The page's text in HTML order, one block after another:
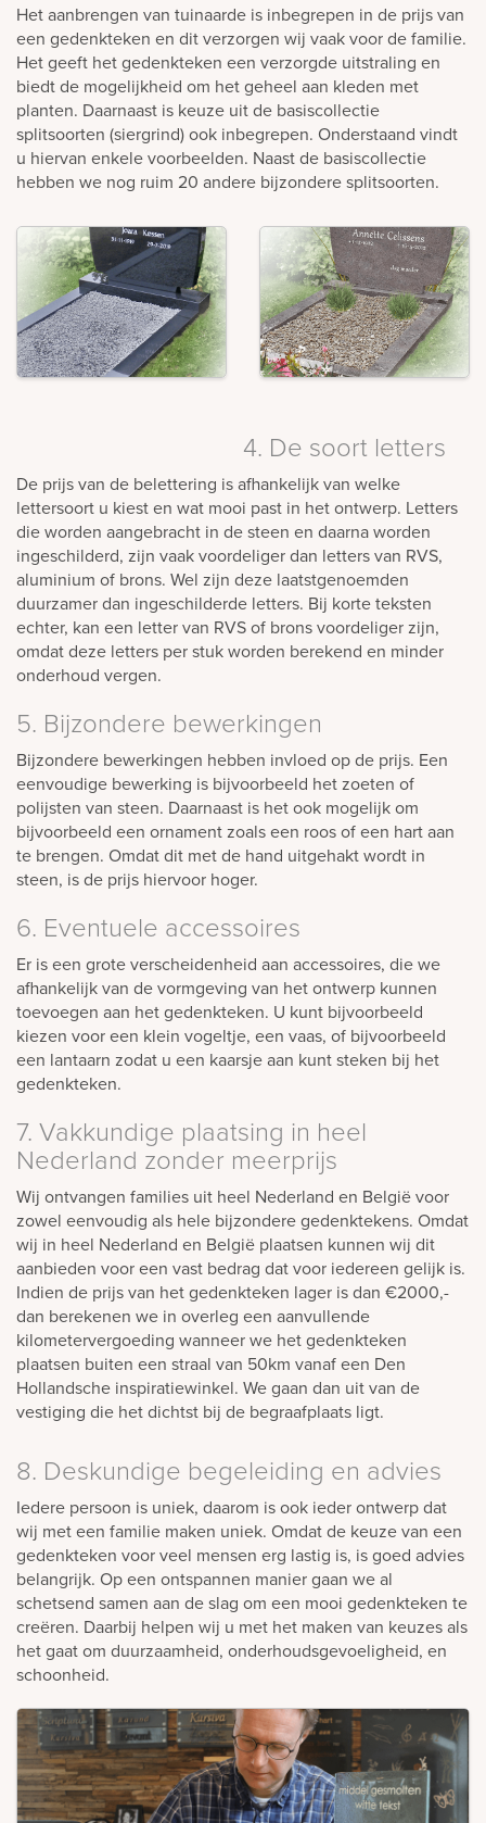
Het aanbrengen van tuinaarde is inbegrepen in de prijs van
een gedenkteken en dit verzorgen wij vaak voor de familie.
Het geeft het gedenkteken een verzorgde uitstraling en
biedt de mogelijkheid om het geheel aan kleden met
planten. Daarnaast is keuze uit de basiscollectie
splitsoorten (siergrind) ook inbegrepen. Onderstaand vindt
u hiervan enkele voorbeelden. Naast de basiscollectie
hebben we nog ruim 20 andere bijzondere splitsoorten.
4. De soort letters
De prijs van de belettering is afhankelijk van welke
lettersoort u kiest en wat mooi past in het ontwerp. Letters
die worden aangebracht in de steen en daarna worden
ingeschilderd, zijn vaak voordeliger dan letters van RVS,
aluminium of brons. Wel zijn deze laatstgenoemden
duurzamer dan ingeschilderde letters. Bij korte teksten
echter, kan een letter van RVS of brons voordeliger zijn,
omdat deze letters per stuk worden berekend en minder
onderhoud vergen.
5. Bijzondere bewerkingen
Bijzondere bewerkingen hebben invloed op de prijs. Een
eenvoudige bewerking is bijvoorbeeld het zoeten of
polijsten van steen. Daarnaast is het ook mogelijk om
bijvoorbeeld een ornament zoals een roos of een hart aan
te brengen. Omdat dit met de hand uitgehakt wordt in
steen, is de prijs hiervoor hoger.
6. Eventuele accessoires
Er is een grote verscheidenheid aan accessoires, die we
afhankelijk van de vormgeving van het ontwerp kunnen
toevoegen aan het gedenkteken. U kunt bijvoorbeeld
kiezen voor een klein vogeltje, een vaas, of bijvoorbeeld
een lantaarn zodat u een kaarsje aan kunt steken bij het
gedenkteken.
7. Vakkundige plaatsing in heel
Nederland zonder meerprijs
Wij ontvangen families uit heel Nederland en België voor
zowel eenvoudig als hele bijzondere gedenktekens. Omdat
wij in heel Nederland en België plaatsen kunnen wij dit
aanbieden voor een vast bedrag dat voor iedereen gelijk is.
Indien de prijs van het gedenkteken lager is dan €2000,-
dan berekenen we in overleg een aanvullende
kilometervergoeding wanneer we het gedenkteken
plaatsen buiten een straal van 50km vanaf een Den
Hollandsche inspiratiewinkel. We gaan dan uit van de
vestiging die het dichtst bij de begraafplaats ligt.
8. Deskundige begeleiding en advies
Iedere persoon is uniek, daarom is ook ieder ontwerp dat
wij met een familie maken uniek. Omdat de keuze van een
gedenkteken voor veel mensen erg lastig is, is goed advies
belangrijk. Op een ontspannen manier gaan we al
schetsend samen aan de slag om een mooi gedenkteken te
creëren. Daarbij helpen wij u met het maken van keuzes als
het gaat om duurzaamheid, onderhoudsgevoeligheid, en
schoonheid.